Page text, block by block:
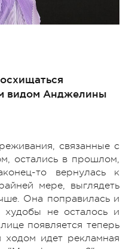
видом Анджелины
связанные с
остались в прошлом,
то вернулась к
мере, выглядеть
Она поправилась и
худобы не осталось и
появляется теперь
идет рекламная